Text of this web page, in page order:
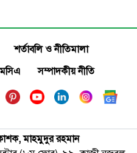
শর্তাবলি ও নীতিমালা
সম্পাদকীয় নীতি
মাহমুদুর রহমান